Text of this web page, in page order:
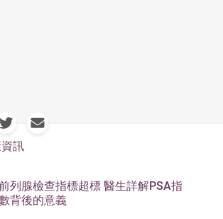
訊
列腺檢查指標超標 醫生詳解PSA指
背後的意義